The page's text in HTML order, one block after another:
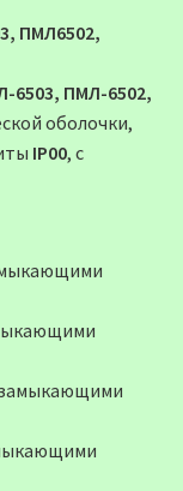
ПМЛ6502,
6503, ПМЛ-6502,
оболочки,
IP00, c